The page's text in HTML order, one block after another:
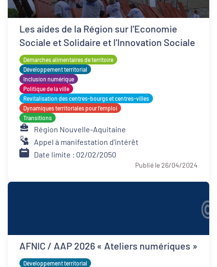
Les aides de la Région sur l'Economie
Sociale et Solidaire et l'Innovation Sociale
Démarches alimentaires de territoire
Développement territorial
Inclusion numérique
Politique de la ville
Revitalisation des centres-bourgs et centres-villes
Dynamiques territoriales pour l’emploi
Transitions
Région Nouvelle-Aquitaine
Appel à manifestation d'intérêt
Date limite : 02/02/2050
Publié le 26/04/2024
AFNIC / AAP 2026 « Ateliers numériques »
Développement territorial